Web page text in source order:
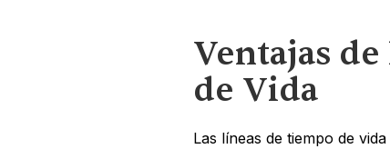
Ventajas
de Vida
Las líneas de tiempo de